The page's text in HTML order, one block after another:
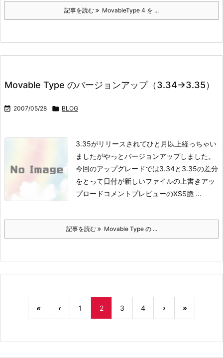
記事を読む MovableType 4 を ...
Movable Type のバージョンアップ（3.34→3.35）
 2007/05/28  BLOG
3.35がリリースされてひと月以上経っちゃい
ましたがやっとバージョンアップしました。
今回のアップグレードでは3.34と3.35の差分
をとって日付が新しいファイルの上書きアッ
プロード コメントプレビューのXSS脆 ...
記事を読む Movable Type の ...
« ‹ 1 2 3 4 › »